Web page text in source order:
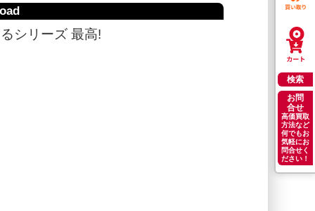
検索
お問
合せ
高価買取
方法など
何でもお
気軽にお
問合せく
ださい！
シリーズ 最高!